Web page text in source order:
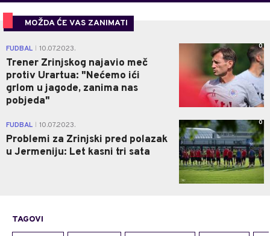
MOŽDA ĆE VAS ZANIMATI
FUDBAL 10.07.2023.
Trener Zrinjskog najavio meč
protiv Urartua: "Nećemo ići
grlom u jagode, zanima nas
pobjeda"
0
FUDBAL 10.07.2023.
Problemi za Zrinjski pred polazak
u Jermeniju: Let kasni tri sata
0
TAGOVI